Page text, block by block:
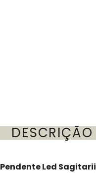
DESCRIÇÃO
Pendente Led Sagitarii